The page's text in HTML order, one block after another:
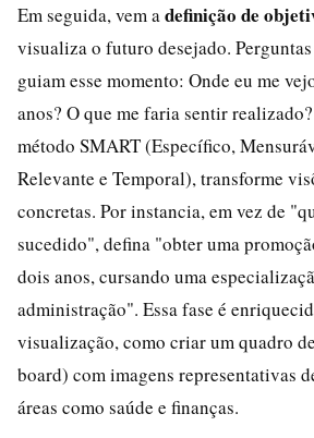
Em seguida, vem adefinição de
visualiza o futuro desejado.
guiam esse momento: Onde eu me
anos? O que me faria sentir
método SMART (Específico,
Relevante e Temporal), transforme
concretas. Por instancia, em vez de
sucedido", defina "obter uma
dois anos, cursando uma
administração". Essa fase é
visualização, como criar um quadro
board) com imagens representativas
áreas como saúde e finanças.